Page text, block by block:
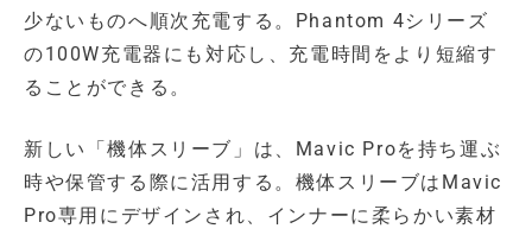
少ないものへ順次充電する。Phantom 4シリーズ
の100W充電器にも対応し、充電時間をより短縮す
ることができる。
新しい「機体スリーブ」は、Mavic Proを持ち運ぶ
時や保管する際に活用する。機体スリーブはMavic
Pro専用にデザインされ、インナーに柔らかい素材